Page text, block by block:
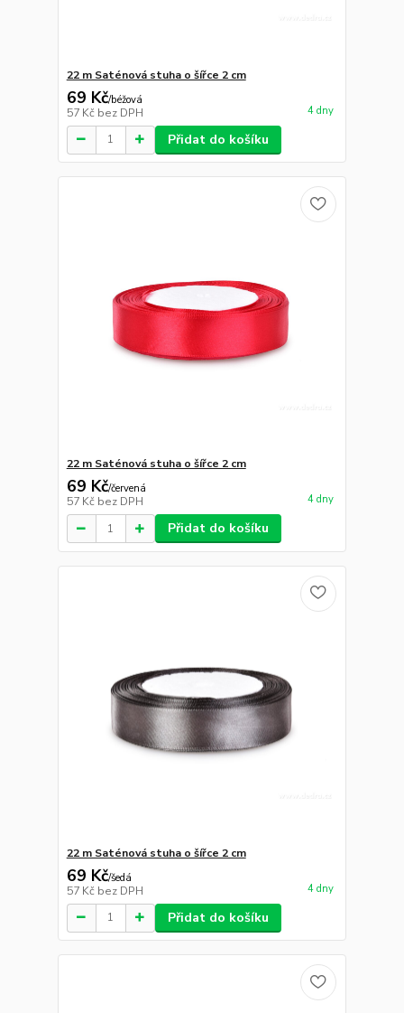
22 m Saténová stuha o šířce 2 cm
69 Kč/béžová
57 Kč bez DPH 4 dny
Přidat do košíku
22 m Saténová stuha o šířce 2 cm
69 Kč/červená
57 Kč bez DPH 4 dny
Přidat do košíku
22 m Saténová stuha o šířce 2 cm
69 Kč/šedá
57 Kč bez DPH 4 dny
Přidat do košíku